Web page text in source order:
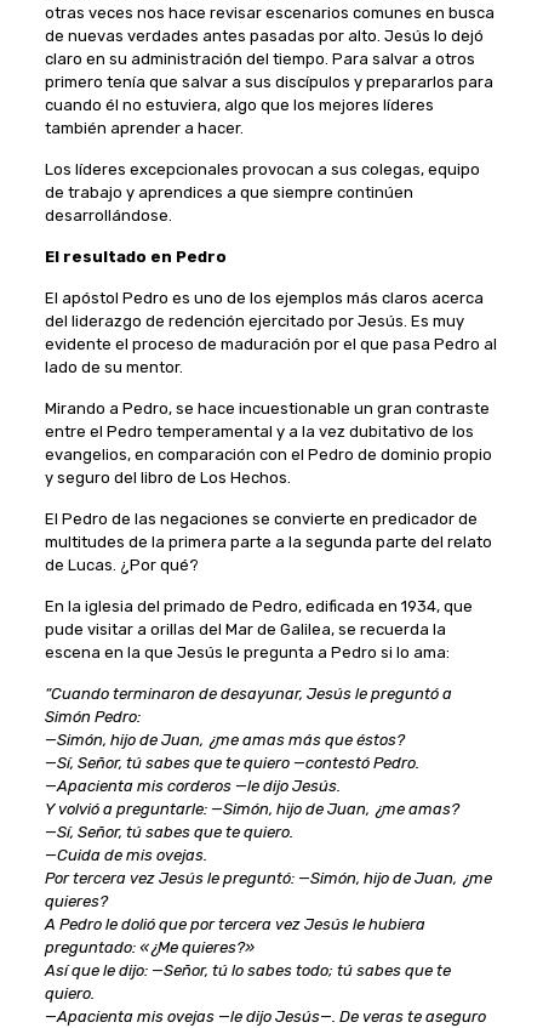
otras veces nos hace revisar escenarios comunes en busca
de nuevas verdades antes pasadas por alto. Jesús lo dejó
claro en su administración del tiempo. Para salvar a otros
primero tenía que salvar a sus discípulos y prepararlos para
cuando él no estuviera, algo que los mejores líderes
también aprender a hacer.
Los líderes excepcionales provocan a sus colegas, equipo
de trabajo y aprendices a que siempre continúen
desarrollándose.
El resultado en Pedro
El apóstol Pedro es uno de los ejemplos más claros acerca
del liderazgo de redención ejercitado por Jesús. Es muy
evidente el proceso de maduración por el que pasa Pedro al
lado de su mentor.
Mirando a Pedro, se hace incuestionable un gran contraste
entre el Pedro temperamental y a la vez dubitativo de los
evangelios, en comparación con el Pedro de dominio propio
y seguro del libro de Los Hechos.
El Pedro de las negaciones se convierte en predicador de
multitudes de la primera parte a la segunda parte del relato
de Lucas. ¿Por qué?
En la iglesia del primado de Pedro, edificada en 1934, que
pude visitar a orillas del Mar de Galilea, se recuerda la
escena en la que Jesús le pregunta a Pedro si lo ama:
“Cuando terminaron de desayunar, Jesús le preguntó a
Simón Pedro:
—Simón, hijo de Juan, ¿me amas más que éstos?
—Sí, Señor, tú sabes que te quiero —contestó Pedro.
—Apacienta mis corderos —le dijo Jesús.
Y volvió a preguntarle: —Simón, hijo de Juan, ¿me amas?
—Sí, Señor, tú sabes que te quiero.
—Cuida de mis ovejas.
Por tercera vez Jesús le preguntó: —Simón, hijo de Juan, ¿me
quieres?
A Pedro le dolió que por tercera vez Jesús le hubiera
preguntado: «¿Me quieres?»
Así que le dijo: —Señor, tú lo sabes todo; tú sabes que te
quiero.
—Apacienta mis ovejas —le dijo Jesús—. De veras te aseguro